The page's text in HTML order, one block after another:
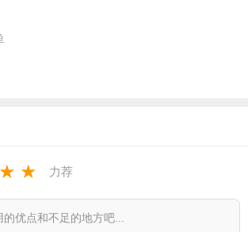
量金币、稀有弹头与高额彩金。
统：炮台支持从千倍到万倍的自由升级，
金、白金等多阶外观与特效，还能搭配个性
具涵盖锁定弹、冰冻弹、全屏炸弹等经典
幅提升捕鱼效率与爆金概率。
自由切换炮台倍率。新手可从低倍场起步，
★ ★ 力荐